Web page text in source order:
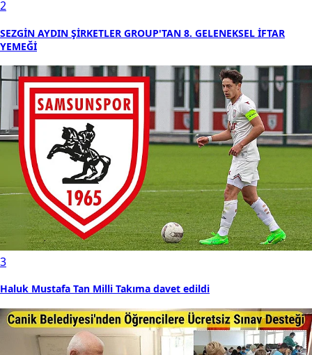
2
SEZGİN AYDIN ŞİRKETLER GROUP'TAN 8. GELENEKSEL İFTAR
YEMEĞİ
3
Haluk Mustafa Tan Milli Takıma davet edildi